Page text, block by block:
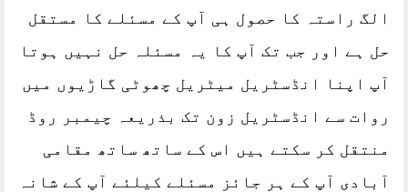
الگ راستہ کا حصول ہی آپ کے مسئلے کا مستقل
حل ہے اور جب تک آپ کا یہ مسئلہ حل نہیں ہوتا
آپ اپنا انڈسٹریل میٹریل چھوٹی گاڑیوں میں
روات سے انڈسٹریل زون تک بذریعہ چیمبر روڈ
منتقل کر سکتے ہیں اس کے ساتھ ساتھ مقامی
آبادی آپ کے ہر جائز مسئلے کیلئے آپ کے شانہ